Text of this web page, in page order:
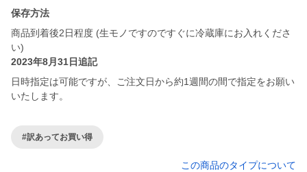
保存方法
商品到着後2日程度 (生モノですのですぐに冷蔵庫にお入れくださ
い)
2023年8月31日追記
日時指定は可能ですが、ご注文日から約1週間の間で指定をお願い
いたします。
#訳あってお買い得
この商品のタイプについて